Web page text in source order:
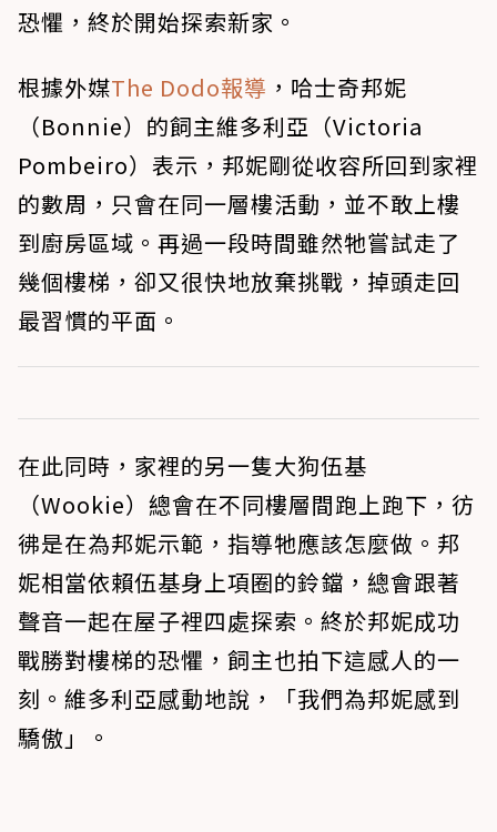
恐懼，終於開始探索新家。
根據外媒The Dodo報導 ，哈士奇邦妮
（Bonnie）的飼主維多利亞（Victoria
Pombeiro）表示，邦妮剛從收容所回到家裡
的數周，只會在同一層樓活動，並不敢上樓
到廚房區域。再過一段時間雖然牠嘗試走了
幾個樓梯，卻又很快地放棄挑戰，掉頭走回
最習慣的平面。
在此同時，家裡的另一隻大狗伍基
（Wookie）總會在不同樓層間跑上跑下，彷
彿是在為邦妮示範，指導牠應該怎麼做。邦
妮相當依賴伍基身上項圈的鈴鐺，總會跟著
聲音一起在屋子裡四處探索。終於邦妮成功
戰勝對樓梯的恐懼，飼主也拍下這感人的一
刻。維多利亞感動地說，「我們為邦妮感到
驕傲」。